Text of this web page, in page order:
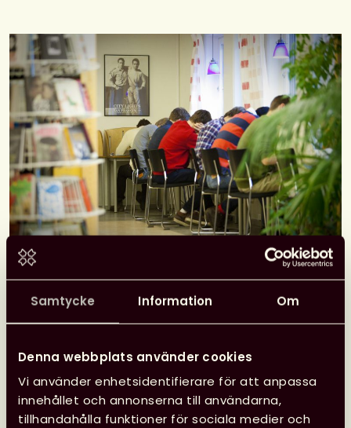
Samtycke Information Om
Denna webbplats använder cookies
Vi använder enhetsidentifierare för att anpassa
innehållet och annonserna till användarna,
tillhandahålla funktioner för sociala medier och
Under dagen kommer vi bland annat att få lyssna
på en föreläsning av
biblioteksvärlden använder begreppet
integration, och vad det får för konsekvenser för